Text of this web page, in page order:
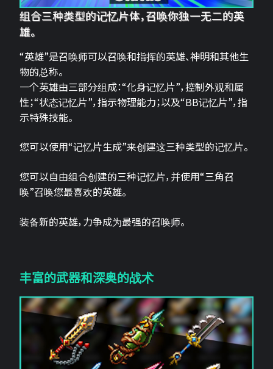
组合三种类型的记忆片体，召唤你独一无二的英
雄。
“英雄”是召唤师可以召唤和指挥的英雄、神明和其他生
物的总称。
一个英雄由三部分组成：“化身记忆片”，控制外观和属
性；“状态记忆片”，指示物理能力；以及“BB记忆片”，指
示特殊技能。
您可以使用“记忆片生成”来创建这三种类型的记忆片。
您可以自由组合创建的三种记忆片，并使用“三角召
唤”召唤您最喜欢的英雄。
装备新的英雄，力争成为最强的召唤师。
丰富的武器和深奥的战术